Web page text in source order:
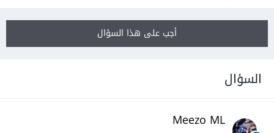
أجب على هذا السؤال
السؤال
Meezo ML